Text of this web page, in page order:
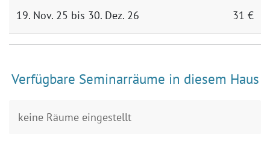
19. Nov. 25 bis 30. Dez. 26 31 €
Verfügbare Seminarräume in diesem Haus
keine Räume eingestellt